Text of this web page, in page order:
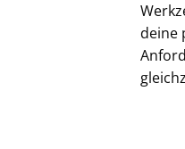
deine